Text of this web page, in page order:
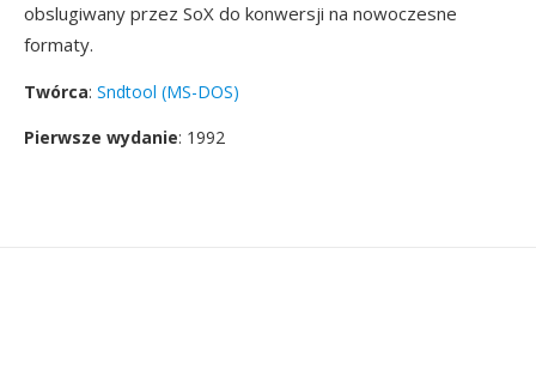
obslugiwany przez SoX do konwersji na nowoczesne
formaty.
Twórca: Sndtool (MS-DOS)
Pierwsze wydanie: 1992